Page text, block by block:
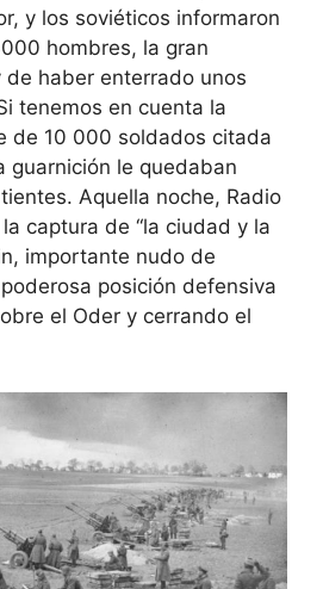
y los soviéticos informaron
hombres, la gran
de haber enterrado unos
tenemos en cuenta la
de 10 000 soldados citada
guarnición le quedaban
Aquella noche, Radio
captura de “la ciudad y la
importante nudo de
posición defensiva
el Oder y cerrando el